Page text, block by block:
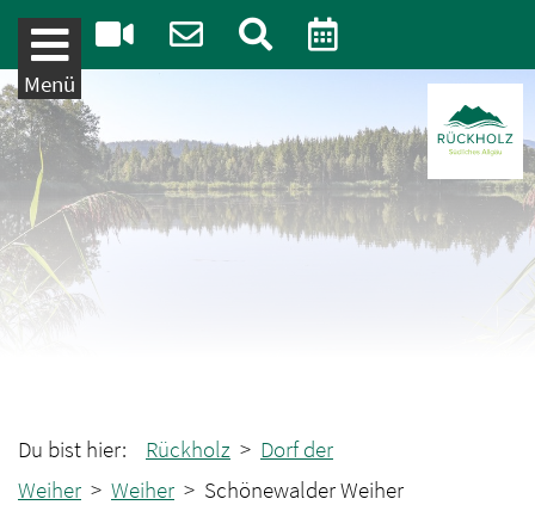
Weiter zum Inhalt
Menü
Du bist hier: Rückholz > Dorf der
Weiher > Weiher > Schönewalder Weiher